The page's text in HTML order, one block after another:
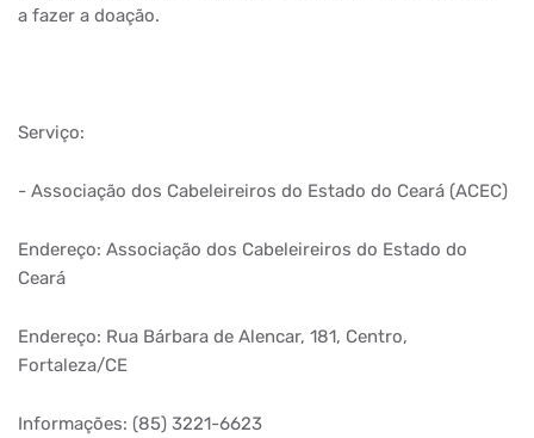
a fazer a doação.
Serviço:
- Associação dos Cabeleireiros do Estado do Ceará (ACEC)
Endereço: Associação dos Cabeleireiros do Estado do
Ceará
Endereço: Rua Bárbara de Alencar, 181, Centro,
Fortaleza/CE
Informações: (85) 3221-6623